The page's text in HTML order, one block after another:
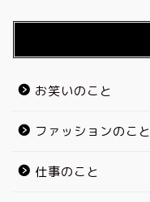
お笑いのこと
ファッションのこと
仕事のこと